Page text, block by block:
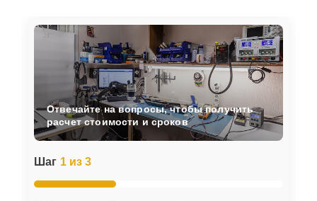
Шаг 1 из 3
Отвечайте на вопросы, чтобы получить
расчет стоимости и сроков